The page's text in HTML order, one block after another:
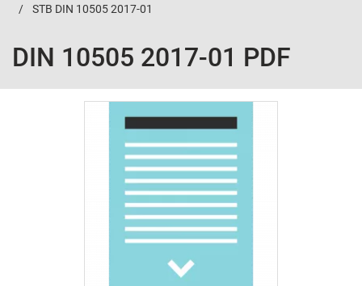
STB DIN 10505 2017-01
DIN 10505 2017-01 PDF